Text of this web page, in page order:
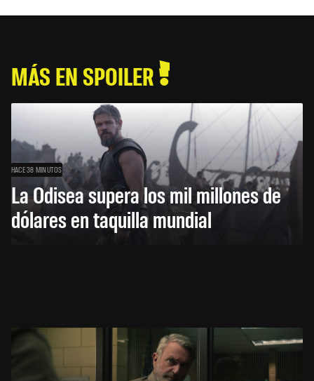
MÁS EN SPOILER
HACE 38 MINUTOS
La Odisea supera los mil millones de
dólares en taquilla mundial